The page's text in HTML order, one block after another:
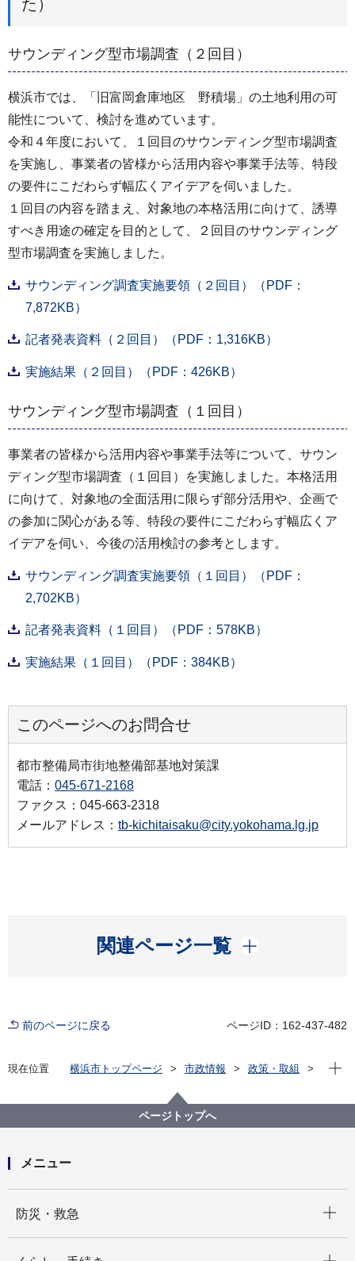
た）
サウンディング型市場調査（２回目）
横浜市では、「旧富岡倉庫地区 野積場」の土地利用の可
能性について、検討を進めています。
令和４年度において、１回目のサウンディング型市場調査
を実施し、事業者の皆様から活用内容や事業手法等、特段
の要件にこだわらず幅広くアイデアを伺いました。
１回目の内容を踏まえ、対象地の本格活用に向けて、誘導
すべき用途の確定を目的として、２回目のサウンディング
型市場調査を実施しました。
サウンディング調査実施要領（２回目）（PDF：
7,872KB）
記者発表資料（２回目）（PDF：1,316KB）
実施結果（２回目）（PDF：426KB）
サウンディング型市場調査（１回目）
事業者の皆様から活用内容や事業手法等について、サウン
ディング型市場調査（１回目）を実施しました。本格活用
に向けて、対象地の全面活用に限らず部分活用や、企画で
の参加に関心がある等、特段の要件にこだわらず幅広くア
イデアを伺い、今後の活用検討の参考とします。
サウンディング調査実施要領（１回目）（PDF：
2,702KB）
記者発表資料（１回目）（PDF：578KB）
実施結果（１回目）（PDF：384KB）
このページへのお問合せ
都市整備局市街地整備部基地対策課
電話： 045-671-2168
ファクス：045-663-2318
メールアドレス： tb-kichitaisaku@city.yokohama.lg.jp
関連ページ一覧
開く
前のページに戻る ページID：162-437-482
現在位置 横浜市トップページ 市政情報
政策・取組
旧富岡倉庫地区の跡地利用
現在
ページトップへ
メニュー
防災・救急